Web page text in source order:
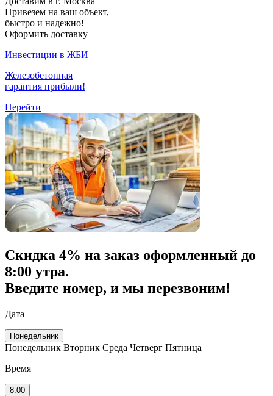
Привезем на ваш объект,
быстро и надежно!
Оформить доставку
Инвестиции в ЖБИ
Железобетонная
гарантия прибыли!
Перейти
Скидка 4% на заказ оформленный до
8:00 утра.
Введите номер, и мы перезвоним!
Дата
Понедельник
Понедельник Вторник Среда Четверг Пятница
Время
8:00